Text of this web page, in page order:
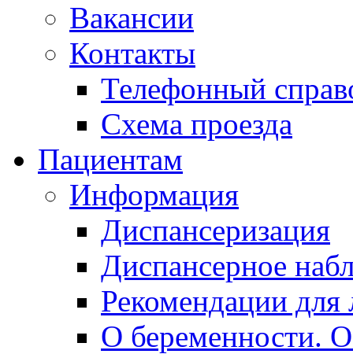
Вакансии
Контакты
Телефонный
Схема проезда
Пациентам
Информация
Диспансеризация
Диспансерное
Рекомендации для
О беременности.